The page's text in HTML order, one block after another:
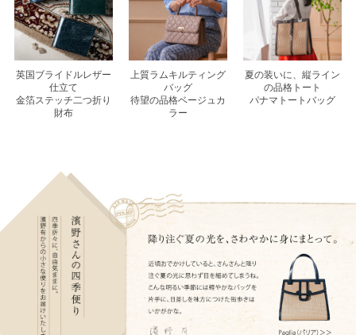
英国ブライドルレザー
仕立て
金箔ステッチ二つ折り
財布
上質ラムキルティング
バッグ
待望の品格ベージュカ
ラー
夏の装いに、縦ライン
の品格トート
パナマトートバッグ